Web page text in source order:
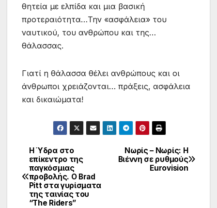
θητεία με ελπίδα και μια βασική
προτεραιότητα…Την «ασφάλεια» του
ναυτικού, του ανθρώπου και της…
θάλασσας.
Γιατί η θάλασσα θέλει ανθρώπους και οι
άνθρωποι χρειάζονται… πράξεις, ασφάλεια
και δικαιώματα!
Πλοήγηση
άρθρων
Νωρίς – Νωρίς: Η
Βιέννη σε ρυθμούς
Eurovision
Η Ύδρα στο
επίκεντρο της
παγκόσμιας
προβολής. O Brad
Pitt στα γυρίσματα
της ταινίας του
“The Riders”